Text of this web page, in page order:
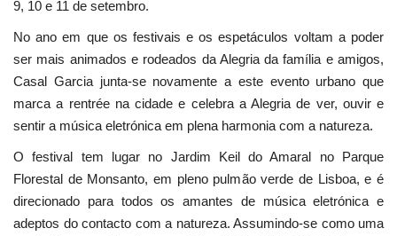
Ambiente
9, 10 e 11 de setembro.
No ano em que os festivais e os espetáculos voltam a poder
ser mais animados e rodeados da Alegria da família e amigos,
Casal Garcia junta-se novamente a este evento urbano que
marca a rentrée na cidade e celebra a Alegria de ver, ouvir e
sentir a música eletrónica em plena harmonia com a natureza.
O festival tem lugar no Jardim Keil do Amaral no Parque
Florestal de Monsanto, em pleno pulmão verde de Lisboa, e é
direcionado para todos os amantes de música eletrónica e
adeptos do contacto com a natureza. Assumindo-se como uma